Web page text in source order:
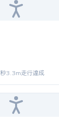
3.3m走行達成